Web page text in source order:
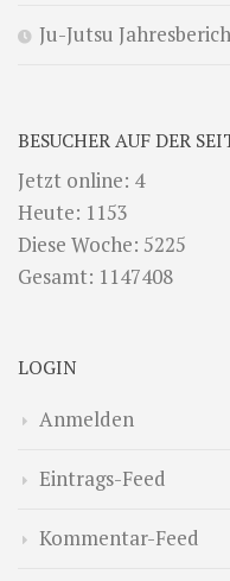
Ju-Jutsu
BESUCHER AUF DER
Jetzt online: 4
Heute: 1153
Diese Woche: 5225
Gesamt: 1147408
LOGIN
Anmelden
Eintrags-Feed
Kommentar-Feed